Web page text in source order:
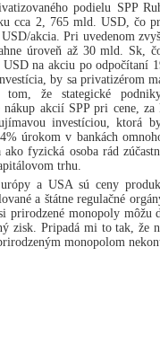
podielu SPP
cca 2, 765 mld. USD, čo
akcia. Pri uvedenom
úroveň až 30 mld. Sk,
USD na akciu po odpočítaní
by sa privatizérom
tom, že stategické
akcií SPP pri cene,
investíciou, ktorá
úrokom v bankách
fyzická osoba rád
trhu.
a USA sú ceny
a štátne regulačné
prirodzené monopoly môžu
zisk. Pripadá mi to tak, že
monopolom